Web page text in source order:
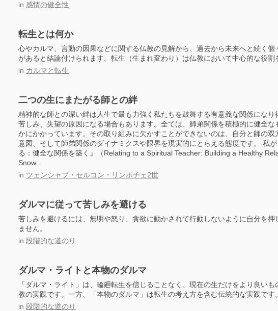
in 感情の健全性
転生とは何か
心やカルマ、言動の因果などに関する仏教の見解から、過去から未来へと続く個
があると結論付けられます。転生（生まれ変わり）は仏教において中心的な役割
in カルマと転生
二つの生にまたがる師との絆
精神的な師との深い絆は人生で最も力強く私たちを鼓舞する有意義な関係になり
苦しみ、失望の原因になる場合もあります。全ては、師弟関係を積極的に健全な
かにかかっています。その取り組みに欠かすことができないのは、自分と師の双
意図、そして師弟関係のダイナミクスや限界を現実的にとらえる態度です。 私
る：健全な関係を築く』（Relating to a Spiritual Teacher: Building a Healthy
Snow...
in ツェンシャブ・セルコン・リンポチェ2世
ダルマに従って苦しみを避ける
苦しみを避けるには、無明や怒り、貪欲に動かされて行動しないように自分を押
ません。
in 段階的な道のり
ダルマ・ライトと本物のダルマ
「ダルマ・ライト」は、輪廻転生を信じることなく、現在の生だけをより良い
教の実践です。一方、「本物のダルマ」は転生の考え方を含む伝統的な実践です。
in 段階的な道のり